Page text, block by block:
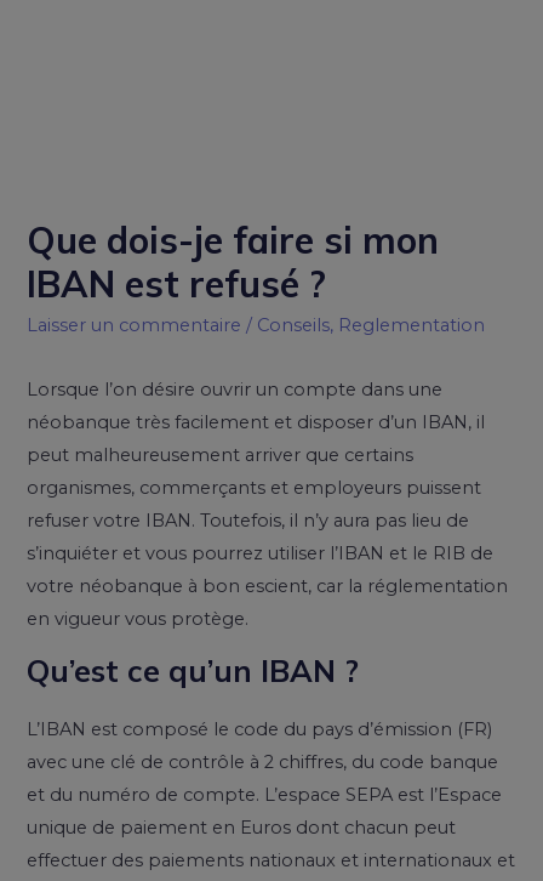
Que dois-je faire si mon
IBAN est refusé ?
Laisser un commentaire / Conseils, Reglementation
Lorsque l’on désire ouvrir un compte dans une
néobanque très facilement et disposer d’un IBAN, il
peut malheureusement arriver que certains
organismes, commerçants et employeurs puissent
refuser votre IBAN. Toutefois, il n’y aura pas lieu de
s’inquiéter et vous pourrez utiliser l’IBAN et le RIB de
votre néobanque à bon escient, car la réglementation
en vigueur vous protège.
Qu’est ce qu’un IBAN ?
L’IBAN est composé le code du pays d’émission (FR)
avec une clé de contrôle à 2 chiffres, du code banque
et du numéro de compte. L’espace SEPA est l’Espace
unique de paiement en Euros dont chacun peut
effectuer des paiements nationaux et internationaux et